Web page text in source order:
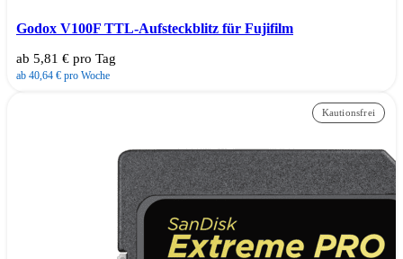
Godox V100F TTL-Aufsteckblitz für Fujifilm
ab 5,81 € pro Tag
ab 40,64 € pro Woche
Kautionsfrei